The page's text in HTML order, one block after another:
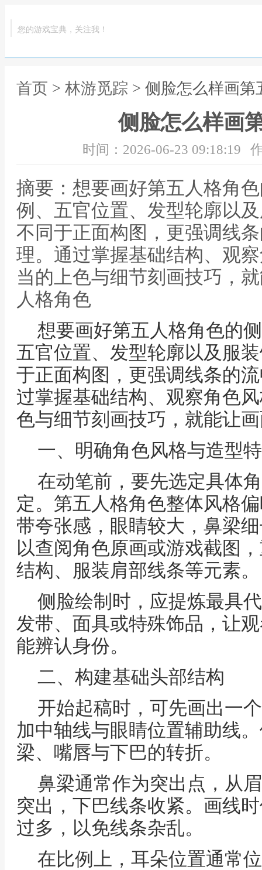
您的游戏宝典，关注我！
首页 > 林游觅踪 > 侧脸怎么样画第
侧脸怎么样画
时间：2026-06-23 09:18:19
摘要：想要画好第五人格角
例、五官位置、发型轮廓以
不同于正面构图，更强调线
理。通过掌握基础结构、观
当的上色与细节刻画技巧，
人格角色
想要画好第五人格角色的
五官位置、发型轮廓以及服
于正面构图，更强调线条的
过掌握基础结构、观察角色
色与细节刻画技巧，就能让
一、明确角色风格与造型
在动笔前，要先选定具体
定。第五人格角色整体风格
带夸张感，眼睛较大，鼻梁
以查阅角色原画或游戏截图
结构、服装肩部线条等元素。
侧脸绘制时，应提炼最具
发带、面具或特殊饰品，让
能辨认身份。
二、构建基础头部结构
开始起稿时，可先画出一
加中轴线与眼睛位置辅助线
梁、嘴唇与下巴的转折。
鼻梁通常作为突出点，从
突出，下巴线条收紧。画线
过多，以免线条杂乱。
在比例上，耳朵位置通常